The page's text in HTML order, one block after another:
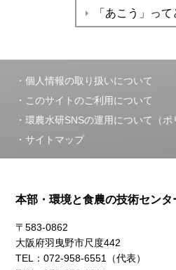
「あこう」っ
個人情報の取り扱いについて
このサイトのご利用について
環農水研SNSの運用について（ポ
サイトマップ
本部・環境と食農の技術センタ
〒583-0862
大阪府羽曳野市尺度442
TEL：072-958-6551（代表）